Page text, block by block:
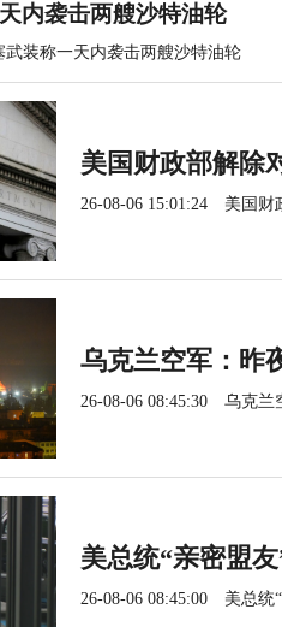
内袭击两艘沙特油轮
武装称一天内袭击两艘沙特油轮
美国财政部解除
26-08-06 15:01:24 美国财
乌克兰空军：昨
26-08-06 08:45:30 乌克兰
美总统“亲密盟
26-08-06 08:45:00 美总统